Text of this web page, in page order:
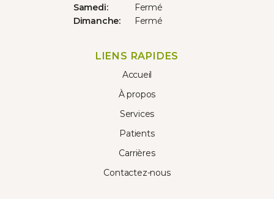
Samedi:
Fermé
Dimanche:
Fermé
LIENS RAPIDES
Accueil
À propos
Services
Patients
Carrières
Contactez-nous